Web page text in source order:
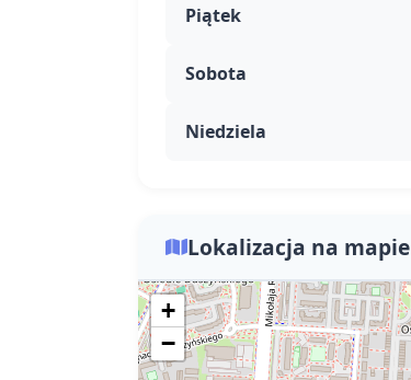
Piątek
Sobota
Niedziela
Lokalizacja na mapie
+
−